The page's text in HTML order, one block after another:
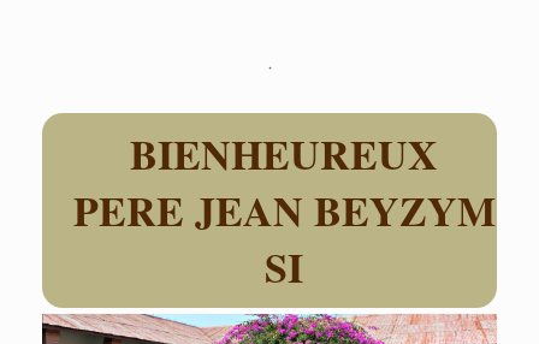
BIENHEUREUX
PERE JEAN BEYZYM
SI